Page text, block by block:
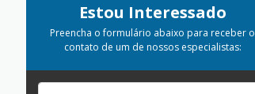
Estou Interessado
Preencha o formulário abaixo para receber o
contato de um de nossos especialistas: